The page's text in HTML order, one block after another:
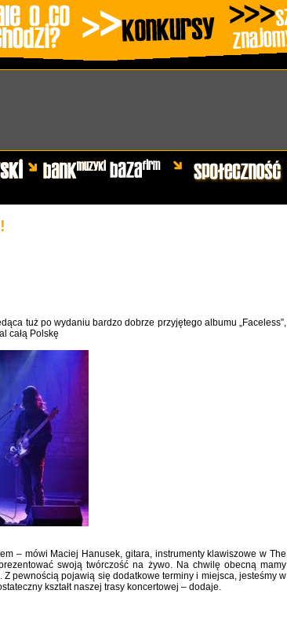
tuż po wydaniu bardzo dobrze przyjętego albumu „Faceless”,
całą Polskę
– mówi Maciej Hanusek, gitara, instrumenty klawiszowe w The
swoją twórczość na żywo. Na chwilę obecną mamy
pewnością pojawią się dodatkowe terminy i miejsca, jesteśmy w
kształt naszej trasy koncertowej – dodaje.